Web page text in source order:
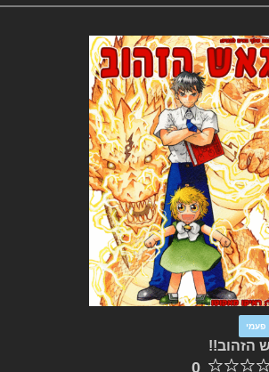
פעמי
הזהוב!!
0